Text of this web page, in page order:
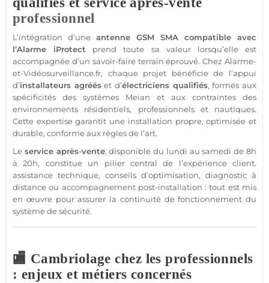
professionnel
L’intégration d’une antenne GSM SMA compatible avec
l’Alarme iProtect prend toute sa valeur lorsqu’elle est
accompagnée d’un savoir-faire terrain éprouvé. Chez Alarme-
et-Vidéosurveillance.fr, chaque projet bénéficie de l’appui
d’installateurs agrééset d’électriciens qualifiés, formés aux
spécificités des systèmes Meian et aux contraintes des
environnements résidentiels, professionnels et nautiques.
Cette expertise garantit une installation propre, optimisée et
durable, conforme aux règles de l’art.
Le service après-vente, disponible du lundi au samedi de 8h
à 20h, constitue un pilier central de l’expérience client.
assistance technique, conseils d’optimisation, diagnostic à
distance ou accompagnement post-installation : tout est mis
en œuvre pour assurer la continuité de fonctionnement du
systèmedesécurité.
🏬 Cambriolage chez les professionnels
: enjeux et métiers concernés